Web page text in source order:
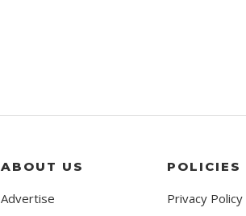
ABOUT US
Advertise
POLICIES
Privacy Policy